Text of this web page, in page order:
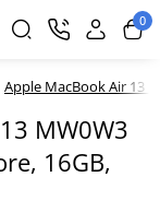
0
Apple MacBook Air 13
MW0W3
16GB,